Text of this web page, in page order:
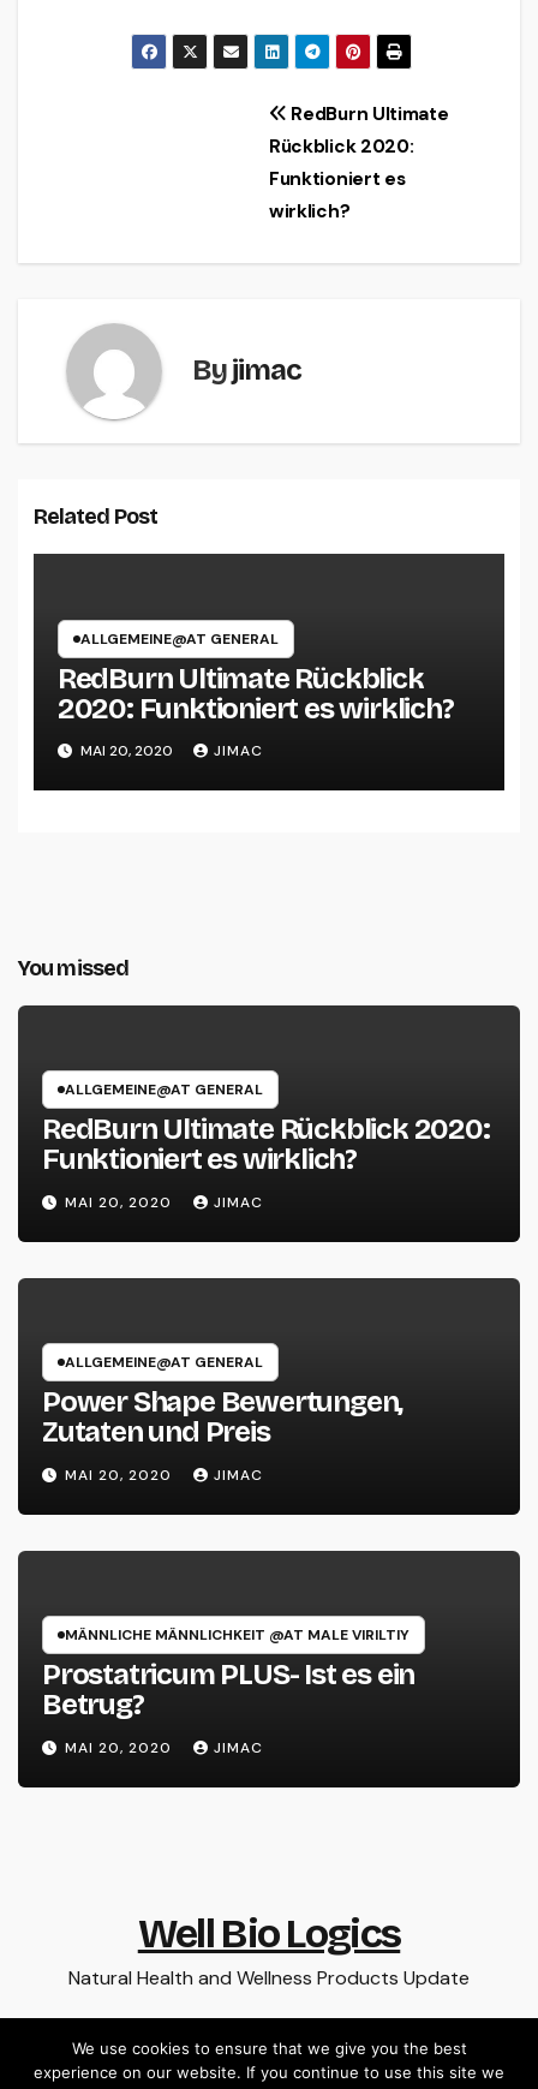
RedBurn Ultimate
Rückblick 2020:
Funktioniert es
wirklich?
Byjimac
Related Post
ALLGEMEINE@AT GENERAL
RedBurn Ultimate Rückblick
2020: Funktioniert es wirklich?
MAI 20, 2020 JIMAC
You missed
ALLGEMEINE@AT GENERAL
RedBurn Ultimate Rückblick 2020:
Funktioniert es wirklich?
MAI 20, 2020 JIMAC
ALLGEMEINE@AT GENERAL
Power Shape Bewertungen,
Zutaten und Preis
MAI 20, 2020 JIMAC
MÄNNLICHE MÄNNLICHKEIT @AT MALE VIRILTIY
Prostatricum PLUS- Ist es ein
Betrug?
MAI 20, 2020 JIMAC
Well Bio Logics
Natural Health and Wellness Products Update
We use cookies to ensure that we give you the best
experience on our website. If you continue to use this site we